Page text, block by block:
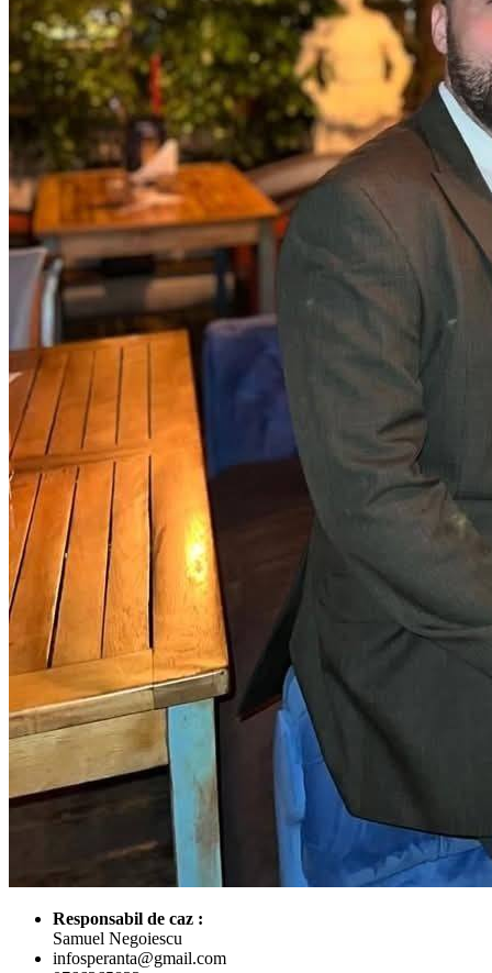
Responsabil de caz :
Samuel Negoiescu
infosperanta@gmail.com